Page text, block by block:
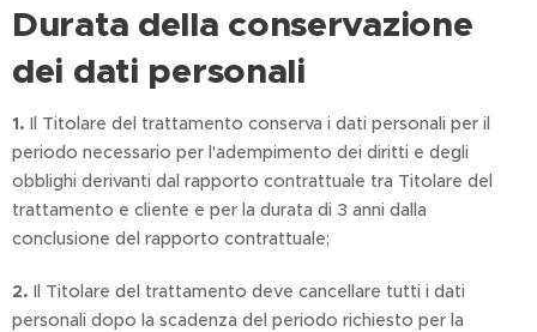
Durata della conservazione
dei dati personali
1. Il Titolare del trattamento conserva i dati personali per il
periodo necessario per l'adempimento dei diritti e degli
obblighi derivanti dal rapporto contrattuale tra Titolare del
trattamento e cliente e per la durata di 3 anni dalla
conclusione del rapporto contrattuale;
2. Il Titolare del trattamento deve cancellare tutti i dati
personali dopo la scadenza del periodo richiesto per la